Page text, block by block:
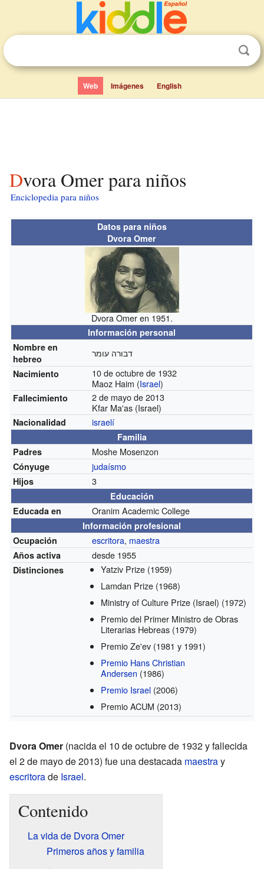
Web Imágenes English
Dvora Omer para niños
Enciclopedia para niños
Datos para niños
Dvora Omer
Dvora Omer en 1951.
Información personal
Nombre en
hebreo
דבורה עומר
Nacimiento
10 de octubre de 1932
Maoz Haim (Israel)
Fallecimiento
2 de mayo de 2013
Kfar Ma'as (Israel)
Nacionalidad israelí
Familia
Padres
Moshe Mosenzon
Cónyuge judaísmo
Hijos 3
Educación
Educada en
Oranim Academic College
Información profesional
Ocupación
escritora, maestra
Años activa desde 1955
Distinciones Yatziv Prize (1959)
Lamdan Prize (1968)
Ministry of Culture Prize (Israel) (1972)
Premio del Primer Ministro de Obras
Literarias Hebreas (1979)
Premio Ze'ev (1981 y 1991)
Premio Hans Christian
Andersen (1986)
Premio Israel (2006)
Premio ACUM (2013)
Dvora Omer (nacida el 10 de octubre de 1932 y fallecida
el 2 de mayo de 2013) fue una destacada maestray
escritorade Israel.
Contenido
La vida de Dvora Omer
Primeros años y familia